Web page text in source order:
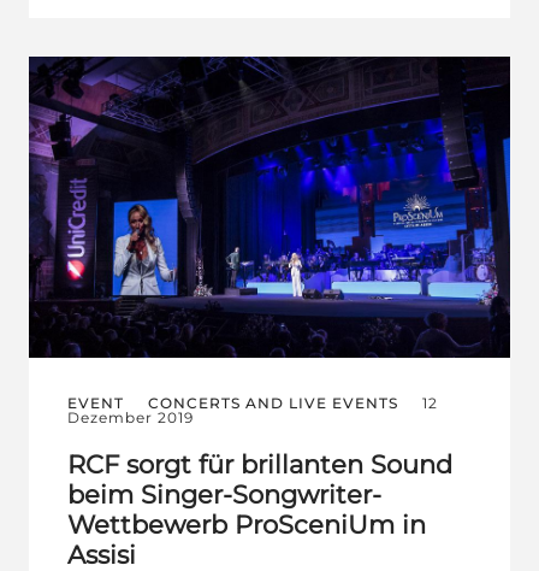
EVENT CONCERTS AND LIVE EVENTS
12
Dezember 2019
RCF sorgt für brillanten Sound
beim Singer-Songwriter-
Wettbewerb ProSceniUm in
Assisi